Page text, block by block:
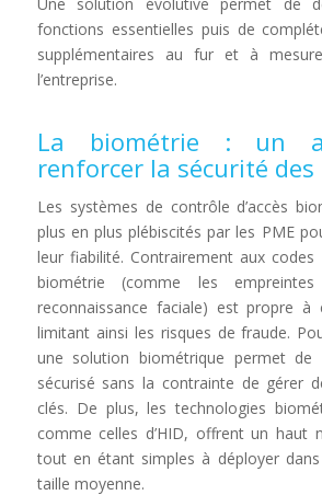
fonctions essentielles puis de
supplémentaires au fur et à
l’entreprise.
La biométrie : un
renforcer la sécurité des
Les systèmes de contrôle d’accès
plus en plus plébiscités par les PME
leur fiabilité. Contrairement aux
biométrie (comme les
reconnaissance faciale) est propre à
limitant ainsi les risques de fraude.
une solution biométrique permet de
sécurisé sans la contrainte de gérer
clés. De plus, les technologies
comme celles d’HID, offrent un haut
tout en étant simples à déployer
taille moyenne.